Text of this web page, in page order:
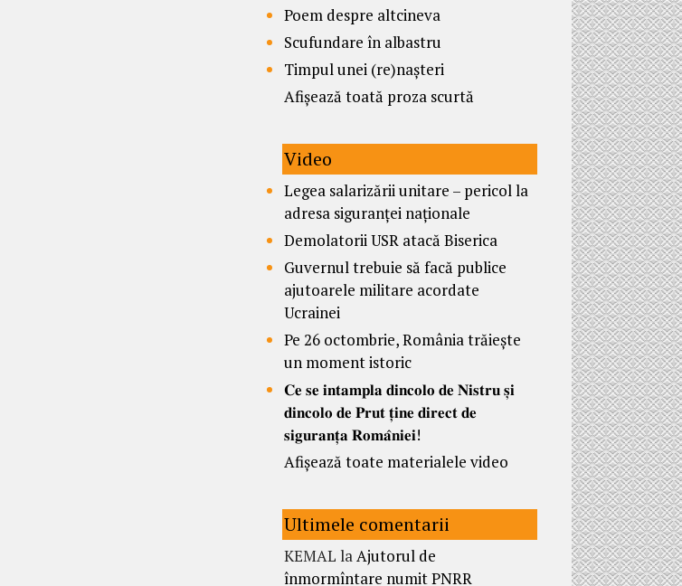
Poem despre altcineva
Scufundare în albastru
Timpul unei (re)nașteri
Afișează toată proza scurtă
Video
Legea salarizării unitare – pericol la
adresa siguranței naționale
Demolatorii USR atacă Biserica
Guvernul trebuie să facă publice
ajutoarele militare acordate
Ucrainei
Pe 26 octombrie, România trăiește
un moment istoric
𝐂𝐞 𝐬𝐞 𝐢𝐧𝐭𝐚𝐦𝐩𝐥𝐚 𝐝𝐢𝐧𝐜𝐨𝐥𝐨 𝐝𝐞 𝐍𝐢𝐬𝐭𝐫𝐮 𝐬̦𝐢
𝐝𝐢𝐧𝐜𝐨𝐥𝐨 𝐝𝐞 𝐏𝐫𝐮𝐭 𝐭̦𝐢𝐧𝐞 𝐝𝐢𝐫𝐞𝐜𝐭 𝐝𝐞
𝐬𝐢𝐠𝐮𝐫𝐚𝐧𝐭̦𝐚 𝐑𝐨𝐦𝐚̂𝐧𝐢𝐞𝐢!
Afișează toate materialele video
Ultimele comentarii
KEMAL laAjutorul de
înmormîntare numit PNRR